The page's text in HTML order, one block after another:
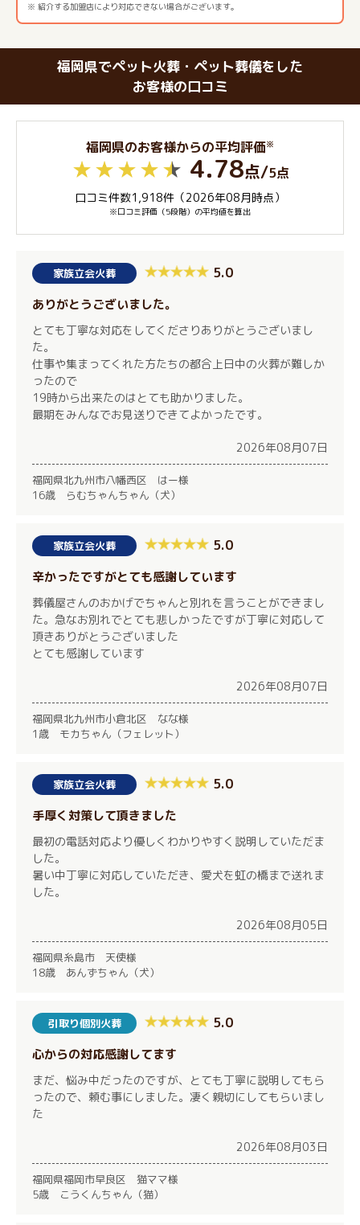
※ 紹介する加盟店により対応できない場合がございます。
福岡県でペット火葬・ペット葬儀をした
お客様の口コミ
福岡県のお客様からの平均評価※
4.78点/5点
口コミ件数1,918件（2026年08月時点）
※口コミ評価（5段階）の平均値を算出
家族立会火葬 5.0
ありがとうございました。
とても丁寧な対応をしてくださりありがとうございまし
た。
仕事や集まってくれた方たちの都合上日中の火葬が難しか
ったので
19時から出来たのはとても助かりました。
最期をみんなでお見送りできてよかったです。
2026年08月07日
福岡県北九州市八幡西区 はー様
16歳 らむちゃんちゃん（犬）
家族立会火葬 5.0
辛かったですがとても感謝しています
葬儀屋さんのおかげでちゃんと別れを言うことができまし
た。急なお別れでとても悲しかったですが丁寧に対応して
頂きありがとうございました
とても感謝しています
2026年08月07日
福岡県北九州市小倉北区 なな様
1歳 モカちゃん（フェレット）
家族立会火葬 5.0
手厚く対策して頂きました
最初の電話対応より優しくわかりやすく説明していただま
した。
暑い中丁寧に対応していただき、愛犬を虹の橋まで送れま
した。
2026年08月05日
福岡県糸島市 天使様
18歳 あんずちゃん（犬）
引取り個別火葬 5.0
心からの対応感謝してます
まだ、悩み中だったのですが、とても丁寧に説明してもら
ったので、頼む事にしました。凄く親切にしてもらいまし
た
2026年08月03日
福岡県福岡市早良区 猫ママ様
5歳 こうくんちゃん（猫）